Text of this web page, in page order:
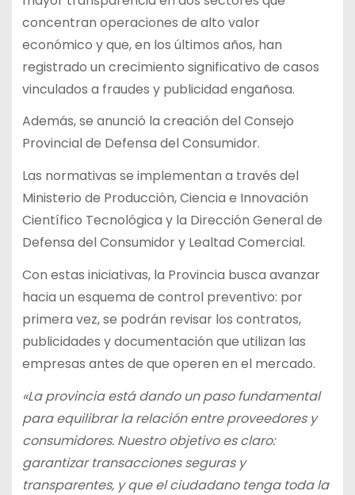
concentran operaciones de alto valor
económico y que, en los últimos años, han
registrado un crecimiento significativo de casos
vinculados a fraudes y publicidad engañosa.
Además, se anunció la creación del Consejo
Provincial de Defensa del Consumidor.
Las normativas se implementan a través del
Ministerio de Producción, Ciencia e Innovación
Científico Tecnológica y la Dirección General de
Defensa del Consumidor y Lealtad Comercial.
Con estas iniciativas, la Provincia busca avanzar
hacia un esquema de control preventivo: por
primera vez, se podrán revisar los contratos,
publicidades y documentación que utilizan las
empresas antes de que operen en el mercado.
«La provincia está dando un paso fundamental
para equilibrar la relación entre proveedores y
consumidores. Nuestro objetivo es claro:
garantizar transacciones seguras y
transparentes, y que el ciudadano tenga toda la